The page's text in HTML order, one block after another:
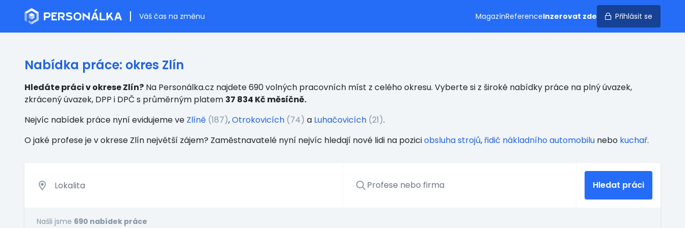
Váš čas na změnu MagazínReferenceInzerovat zde Přihlásit se
Nabídka práce: okres Zlín
Hledáte práci v okrese Zlín? Na Personálka.cz najdete 690 volných pracovních míst z celého okresu. Vyberte si z široké nabídky práce na plný úvazek,
zkrácený úvazek, DPP i DPČ s průměrným platem 37 834 Kč měsíčně.
Nejvíc nabídek práce nyní evidujeme ve Zlíně (187),Otrokovicích (74) a Luhačovicích (21).
O jaké profese je v okrese Zlín největší zájem? Zaměstnavatelé nyní nejvíc hledají nové lidi na poziciobsluha strojů, řidič nákladního automobilu nebo kuchař.
Hledat práci
Našli jsme 690 nabídek práce